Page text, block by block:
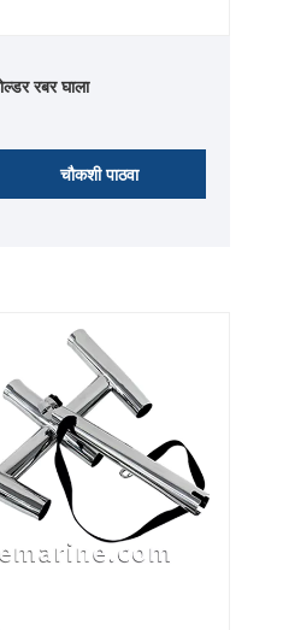
रबर घाला
चौकशी पाठवा